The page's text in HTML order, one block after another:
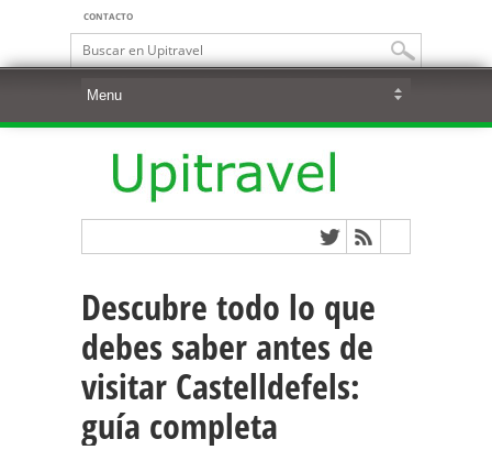
CONTACTO
Descubre todo lo que
debes saber antes de
visitar Castelldefels:
guía completa